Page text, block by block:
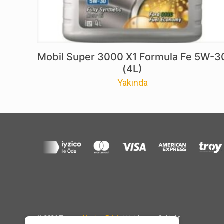
Mobil Super 3000 X1 Formula Fe 5W-
(4L)
Yakında
© 2026 TasarımYazılım Eviniz| Haklarımız Saklıdır